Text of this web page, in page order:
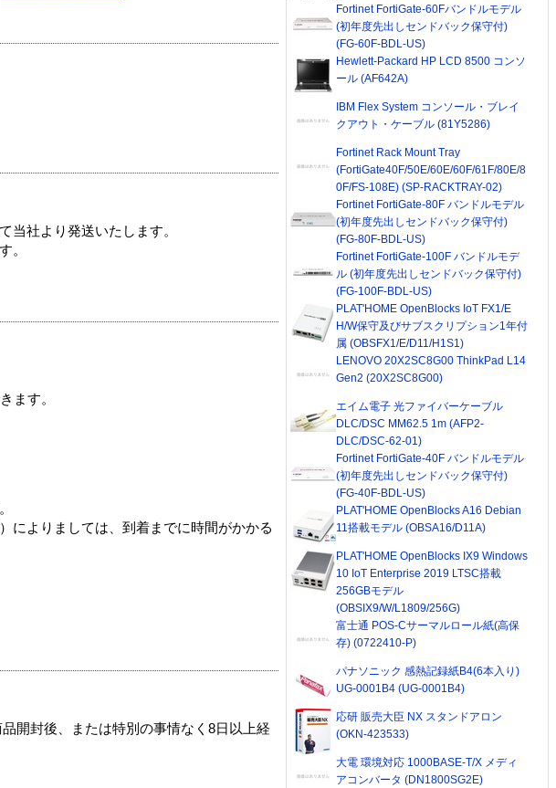
当社より発送いたします。
。
ます。
によりましては、到着までに時間がかかる
開封後、または特別の事情なく8日以上経
Fortinet FortiGate-60Fバンドルモデル
(初年度先出しセンドバック保守付)
(FG-60F-BDL-US)
Hewlett-Packard HP LCD 8500 コンソ
ール (AF642A)
IBM Flex System コンソール・ブレイ
クアウト・ケーブル (81Y5286)
Fortinet Rack Mount Tray
(FortiGate40F/50E/60E/60F/61F/80E/8
0F/FS-108E) (SP-RACKTRAY-02)
Fortinet FortiGate-80F バンドルモデル
(初年度先出しセンドバック保守付)
(FG-80F-BDL-US)
Fortinet FortiGate-100F バンドルモデ
ル (初年度先出しセンドバック保守付)
(FG-100F-BDL-US)
PLAT'HOME OpenBlocks IoT FX1/E
H/W保守及びサブスクリプション1年付
属 (OBSFX1/E/D11/H1S1)
LENOVO 20X2SC8G00 ThinkPad L14
Gen2 (20X2SC8G00)
エイム電子 光ファイバーケーブル
DLC/DSC MM62.5 1m (AFP2-
DLC/DSC-62-01)
Fortinet FortiGate-40F バンドルモデル
(初年度先出しセンドバック保守付)
(FG-40F-BDL-US)
PLAT'HOME OpenBlocks A16 Debian
11搭載モデル (OBSA16/D11A)
PLAT'HOME OpenBlocks IX9 Windows
10 IoT Enterprise 2019 LTSC搭載
256GBモデル
(OBSIX9/W/L1809/256G)
富士通 POS-Cサーマルロール紙(高保
存) (0722410-P)
パナソニック 感熱記録紙B4(6本入り)
UG-0001B4 (UG-0001B4)
応研 販売大臣 NX スタンドアロン
(OKN-423533)
大電 環境対応 1000BASE-T/X メディ
アコンバータ (DN1800SG2E)